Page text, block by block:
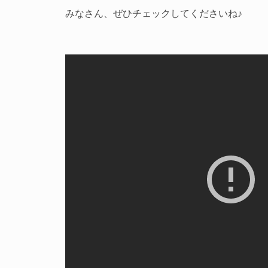
みなさん、ぜひチェックしてくださいね♪